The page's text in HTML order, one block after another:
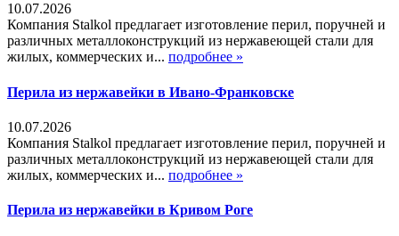
10.07.2026
Компания Stalkol предлагает изготовление перил, поручней и
различных металлоконструкций из нержавеющей стали для
жилых, коммерческих и... подробнее »
Перила из нержавейки в Ивано-Франковске
10.07.2026
Компания Stalkol предлагает изготовление перил, поручней и
различных металлоконструкций из нержавеющей стали для
жилых, коммерческих и... подробнее »
Перила из нержавейки в Кривом Роге